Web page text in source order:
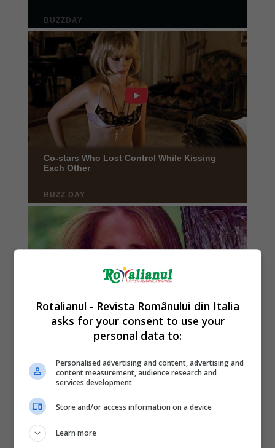
Rotalianul - Revista Românului din Italia
asks for your consent to use your
personal data to:
Personalised advertising and content, advertising and
content measurement, audience research and
services development
Store and/or access information on a device
Learn more